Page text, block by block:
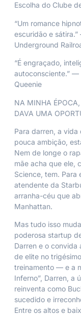
Escolha do Clube
“Um romance
escuridão e
Underground
“É engraçado,
autoconsciente.” —
Queenie
NA MINHA
DAVA UMA
Para darren, a vida
pouca ambição,
Nem de longe o
mãe acha que ele,
Science, tem. Para
atendente da
arranha-céu que
Manhattan.
Mas tudo isso
poderosa startup
Darren e o convida
de elite no
treinamento — e a
Inferno”, Darren, a
reinventa como
sucedido e
Entre os altos e